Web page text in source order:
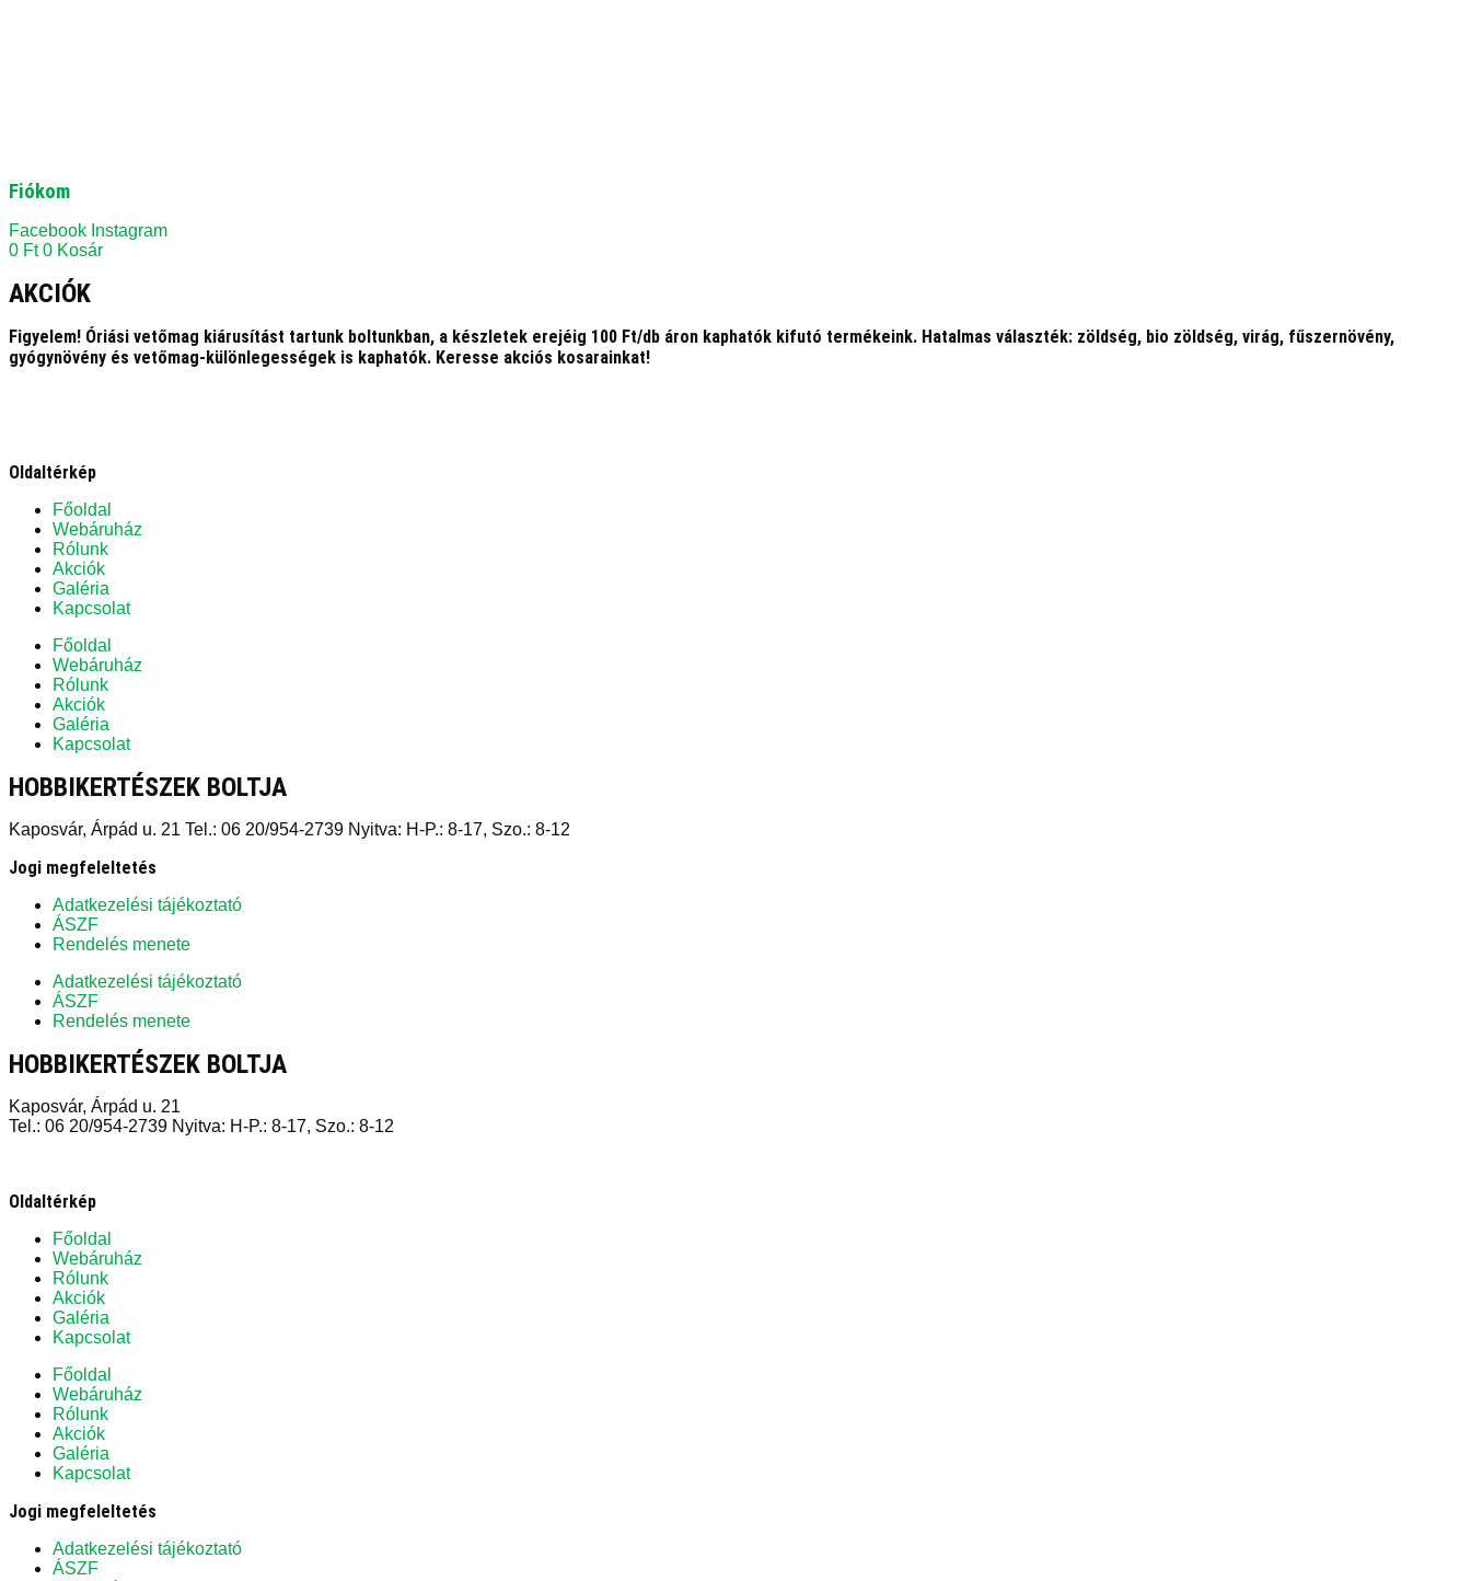
Fiókom
Facebook Instagram
0 Ft 0 Kosár
AKCIÓK
Figyelem! Óriási vetőmag kiárusítást tartunk boltunkban, a készletek erejéig 100 Ft/db áron kaphatók kifutó termékeink. Hatalmas választék: zöldség, bio zöldség, virág, fűszernövény,
gyógynövény és vetőmag-különlegességek is kaphatók. Keresse akciós kosarainkat!
Oldaltérkép
Főoldal
Webáruház
Rólunk
Akciók
Galéria
Kapcsolat
Főoldal
Webáruház
Rólunk
Akciók
Galéria
Kapcsolat
HOBBIKERTÉSZEK BOLTJA
Kaposvár, Árpád u. 21 Tel.: 06 20/954-2739 Nyitva: H-P.: 8-17, Szo.: 8-12
Jogi megfeleltetés
Adatkezelési tájékoztató
ÁSZF
Rendelés menete
Adatkezelési tájékoztató
ÁSZF
Rendelés menete
HOBBIKERTÉSZEK BOLTJA
Kaposvár, Árpád u. 21
Tel.: 06 20/954-2739 Nyitva: H-P.: 8-17, Szo.: 8-12
Oldaltérkép
Főoldal
Webáruház
Rólunk
Akciók
Galéria
Kapcsolat
Főoldal
Webáruház
Rólunk
Akciók
Galéria
Kapcsolat
Jogi megfeleltetés
Adatkezelési tájékoztató
ÁSZF